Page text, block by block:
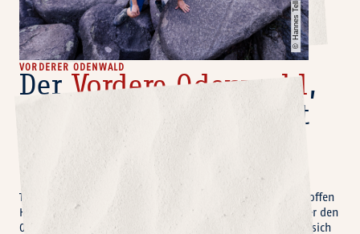
VORDERER ODENWALD
Der Vordere Odenwald,
urwüchsige Schönheit
Tief eingeschnittene Täler durchziehen die sanften bis schroffen
Höhenzüge und eröffnen spektakuläre Panoramablicke über den
Oberrheingraben und den tiefen Odenwald. Hier verbindet sich
©
Hannes Tell